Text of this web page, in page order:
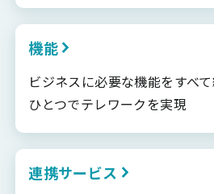
機能
ビジネスに必要な機能をすべ
ひとつでテレワークを実現
連携サービス